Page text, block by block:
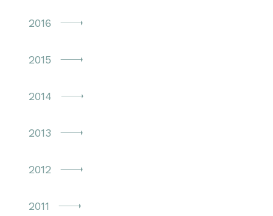
2016
2015
2014
2013
2012
2011